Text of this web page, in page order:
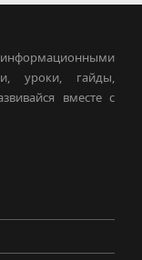
уроки, гайды,
вместе с